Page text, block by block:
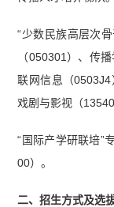
“少数民族高层次
（050301）、传
联网信息（0503J4
戏剧与影视（
“国际产学研联培”
00）。
二、招生方式及选